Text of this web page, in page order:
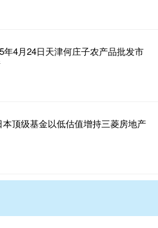
年4月24日天津何庄子农产品批发市
本顶级基金以低估值增持三菱房地产